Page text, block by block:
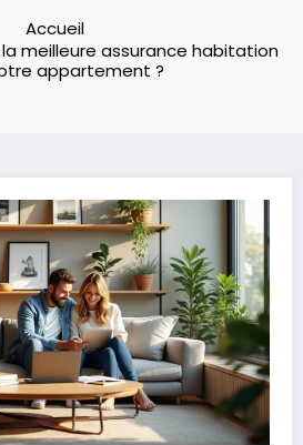
Accueil
meilleure assurance habitation
appartement ?